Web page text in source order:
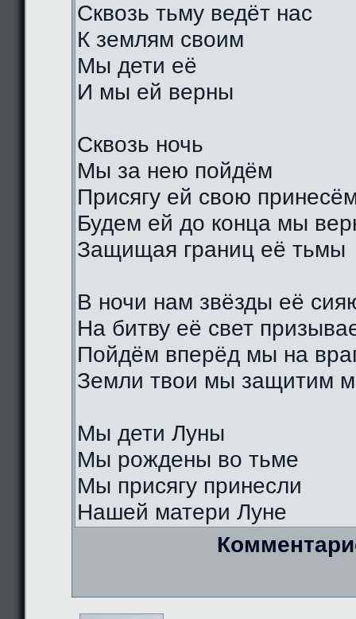
Сквозь тьму ведёт нас
К землям своим
Мы дети её
И мы ей верны
Сквозь ночь
Мы за нею пойдём
Присягу ей свою
Будем ей до конца мы
Защищая границ её тьмы
В ночи нам звёзды её
На битву её свет
Пойдём вперёд мы на
Земли твои мы защитим
Мы дети Луны
Мы рождены во тьме
Мы присягу принесли
Нашей матери Луне